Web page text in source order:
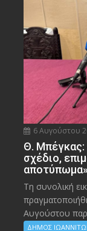
6 Αυγούστου
Θ. Μπέγκας:
σχέδιο,
αποτύπωμα»
Τη συνολική
Αυγούστου
ΔΗΜΟΣ